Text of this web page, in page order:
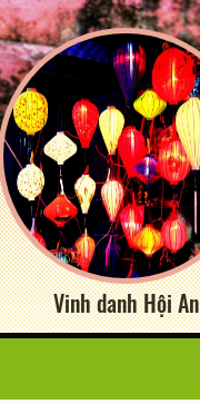
Vinh danh Hội An